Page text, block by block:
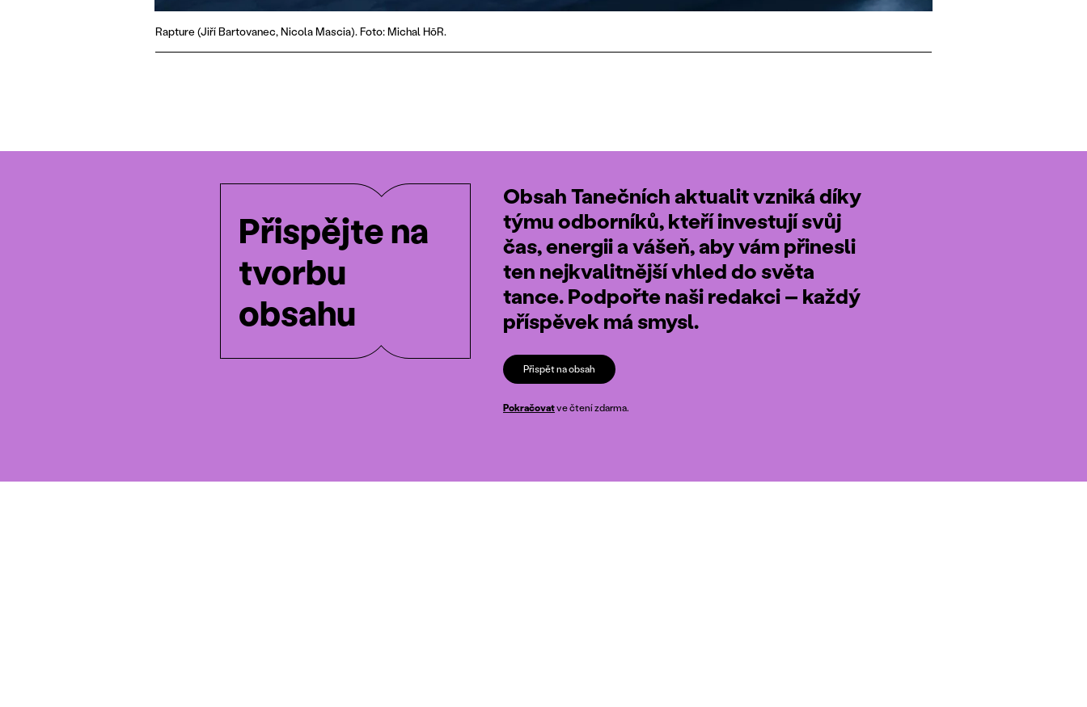
Rapture (Jiří Bartovanec, Nicola Mascia). Foto: Michal HōR.
Přispějte na
tvorbu
obsahu
Obsah Tanečních aktualit vzniká díky
týmu odborníků, kteří investují svůj
čas, energii a vášeň, aby vám přinesli
ten nejkvalitnější vhled do světa
tance. Podpořte naši redakci – každý
příspěvek má smysl.
Přispět na obsah
Pokračovatve čtení zdarma.